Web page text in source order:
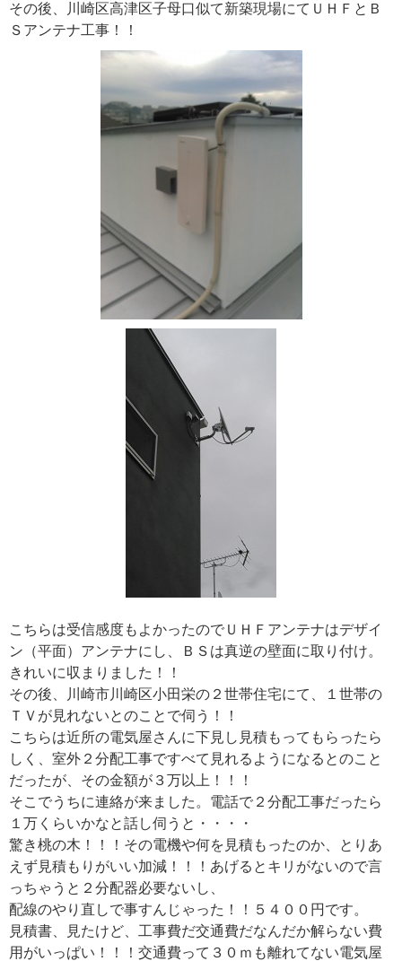
その後、川崎区高津区子母口似て新築現場にてＵＨＦとＢ
Ｓアンテナ工事！！
こちらは受信感度もよかったのでＵＨＦアンテナはデザイ
ン（平面）アンテナにし、ＢＳは真逆の壁面に取り付け。
きれいに収まりました！！
その後、川崎市川崎区小田栄の２世帯住宅にて、１世帯の
ＴＶが見れないとのことで伺う！！
こちらは近所の電気屋さんに下見し見積もってもらったら
しく、室外２分配工事ですべて見れるようになるとのこと
だったが、その金額が３万以上！！！
そこでうちに連絡が来ました。電話で２分配工事だったら
１万くらいかなと話し伺うと・・・・
驚き桃の木！！！その電機や何を見積もったのか、とりあ
えず見積もりがいい加減！！！あげるとキリがないので言
っちゃうと２分配器必要ないし、
配線のやり直しで事すんじゃった！！５４００円です。
見積書、見たけど、工事費だ交通費だなんだか解らない費
用がいっぱい！！！交通費って３０ｍも離れてない電気屋